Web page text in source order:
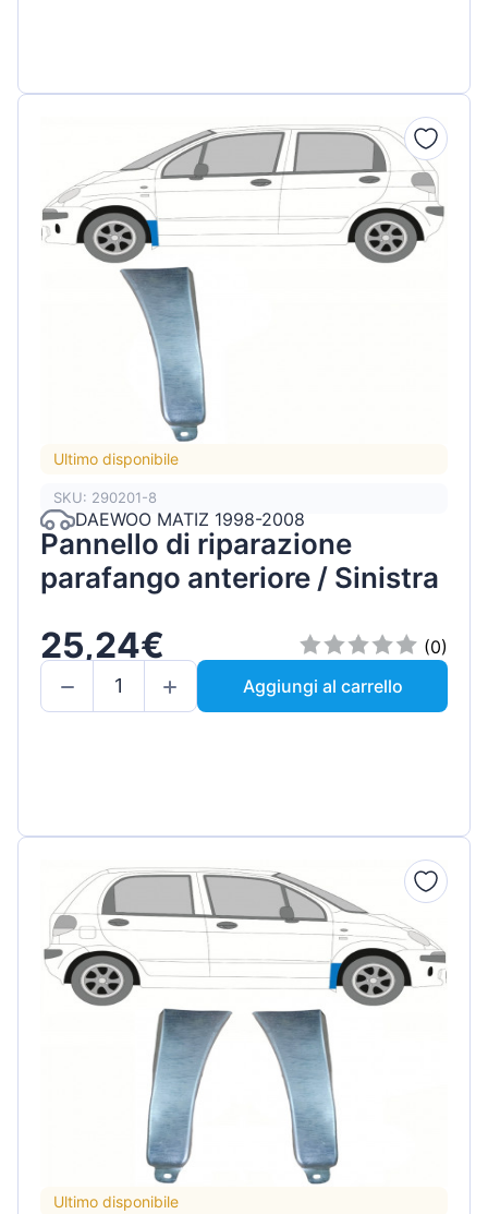
Ultimo disponibile
SKU: 290201-8
DAEWOO MATIZ 1998-2008
Pannello di riparazione
parafango anteriore / Sinistra
25,24€
(0)
Aggiungi al carrello
Ultimo disponibile